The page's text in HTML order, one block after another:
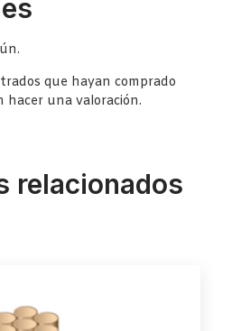
que hayan comprado
una valoración.
relacionados